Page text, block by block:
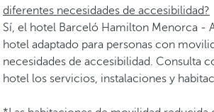
diferentes necesidades de accesibilidad?
Sí, el hotel Barceló Hamilton Menorca -
hotel adaptado para personas con
necesidades de accesibilidad. Consulta
hotel los servicios, instalaciones y